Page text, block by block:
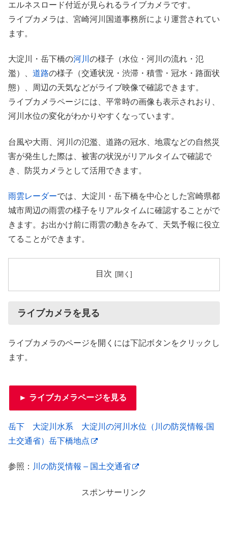
エルネスロード付近が見られるライブカメラです。
ライブカメラは、宮崎河川国道事務所により運営されてい
ます。
大淀川・岳下橋の河川 の様子（水位・河川の流れ・氾
濫）、 道路の様子（交通状況・渋滞・積雪・冠水・路面状
態）、周辺の天気などがライブ映像で確認できます。
ライブカメラページには、平常時の画像も表示されおり、
河川水位の変化がわかりやすくなっています。
台風や大雨、河川の氾濫、道路の冠水、地震などの自然災
害が発生した際は、被害の状況がリアルタイムで確認で
き、防災カメラとして活用できます。
雨雲レーダーでは、大淀川・岳下橋を中心とした宮崎県都
城市周辺の雨雲の様子をリアルタイムに確認することがで
きます。お出かけ前に雨雲の動きをみて、天気予報に役立
てることができます。
目次
ライブカメラを見る
ライブカメラのページを開くには下記ボタンをクリックし
ます。
► ライブカメラページを見る
岳下 大淀川水系 大淀川の河川水位（川の防災情報-国
土交通省）岳下橋地点
参照： 川の防災情報 – 国土交通省
スポンサーリンク